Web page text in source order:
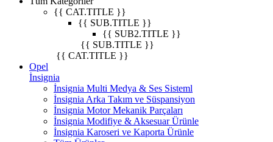
{{ CAT.TITLE }}
{{ SUB.TITLE }}
{{ SUB2.TITLE }}
{{ SUB.TITLE }}
{{ CAT.TITLE }}
Opel
İnsignia
İnsignia Multi Medya & Ses Sisteml
İnsignia Arka Takım ve Süspansiyon
İnsignia Motor Mekanik Parçaları
İnsignia Modifiye & Aksesuar Ürünle
İnsignia Karoseri ve Kaporta Ürünle